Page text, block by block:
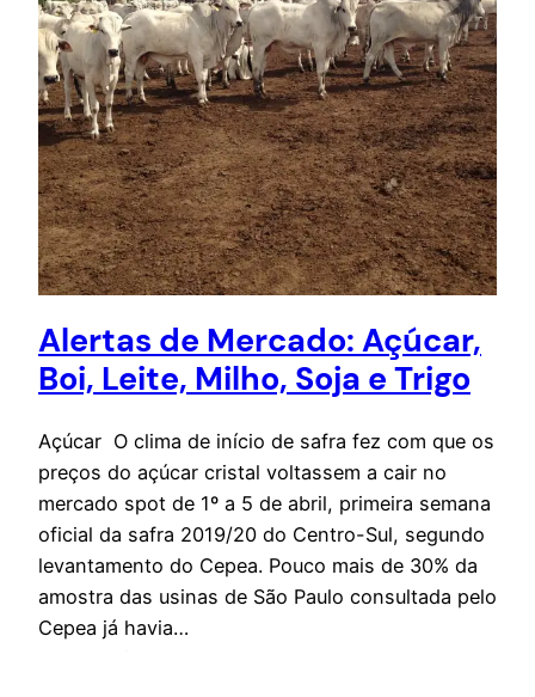
Alertas de Mercado: Açúcar,
Boi, Leite, Milho, Soja e Trigo
Açúcar O clima de início de safra fez com que os
preços do açúcar cristal voltassem a cair no
mercado spot de 1º a 5 de abril, primeira semana
oficial da safra 2019/20 do Centro-Sul, segundo
levantamento do Cepea. Pouco mais de 30% da
amostra das usinas de São Paulo consultada pelo
Cepea já havia…